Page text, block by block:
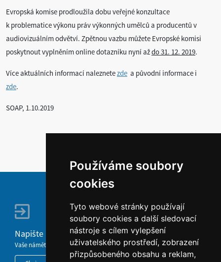
Používáme soubory
cookies
Tyto webové stránky používají
soubory cookies a další sledovací
nástroje s cílem vylepšení
uživatelského prostředí, zobrazení
přizpůsobeného obsahu a reklam,
Evropská komise prodloužila dobu veřejné konzultace
k problematice výkonu práv výkonných umělců a producentů v
audiovizuálním odvětví. Zpětnou vazbu můžete Evropské komisi
poskytnout vyplněním online dotazníku nyní aždo 31. 12. 2019.
Více aktuálních informací naleznetezde a původní informace i
zde.
SOAP, 1.10.2019
Napište nám
Vaše náměty, komentáře, připomínky a dotazy nezůstanou bez odezvy.